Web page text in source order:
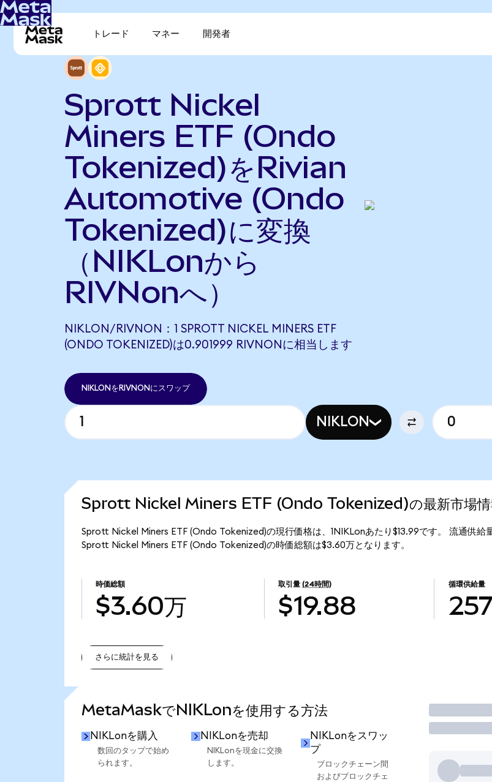
トレード マネー 開発者
Sprott Nickel
Miners ETF (Ondo
Tokenized)をRivian
Automotive (Ondo
Tokenized)に変換
（NIKLonから
RIVNonへ）
NIKLON/RIVNON：1 SPROTT NICKEL MINERS ETF
(ONDO TOKENIZED)は0.901999 RIVNONに相当します
NIKLONをRIVNONにスワップ
NIKLON
Sprott Nickel Miners ETF (Ondo Tokenized)の最新市場情
Sprott Nickel Miners ETF (Ondo Tokenized)の現行価格は、1NIKLonあたり$13.99です。 流通供給
Sprott Nickel Miners ETF (Ondo Tokenized)の時価総額は$3.60万となります。
時価総額
$3.60万
取引量 (24時間)
$19.88
循環供給量
さらに統計を見る
MetaMaskでNIKLonを使用する方法
NIKLonを購入
数回のタップで始め
られます。
NIKLonを売却
NIKLonを現金に交換
します。
NIKLonをスワッ
プ
ブロックチェーン間
およびブロックチェ
取引